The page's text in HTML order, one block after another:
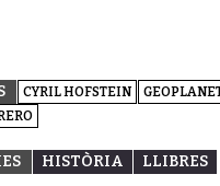
CYRIL HOFSTEIN
HISTÒRIA LLIBRES